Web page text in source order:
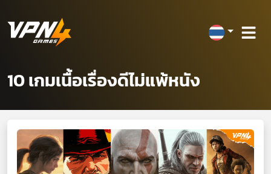
10 เกมเนื้อเรื่องดีไม่แพ้หนัง